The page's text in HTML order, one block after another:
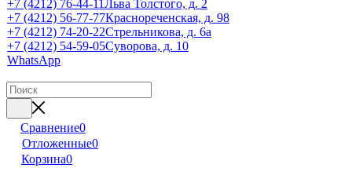
+7 (4212) 76-44-11Льва Толстого, д. 2
+7 (4212) 56-77-77Краснореченская, д. 98
+7 (4212) 74-20-22Стрельникова, д. 6а
+7 (4212) 54-59-05Суворова, д. 10
WhatsApp
Сравнение0
Отложенные0
Корзина0